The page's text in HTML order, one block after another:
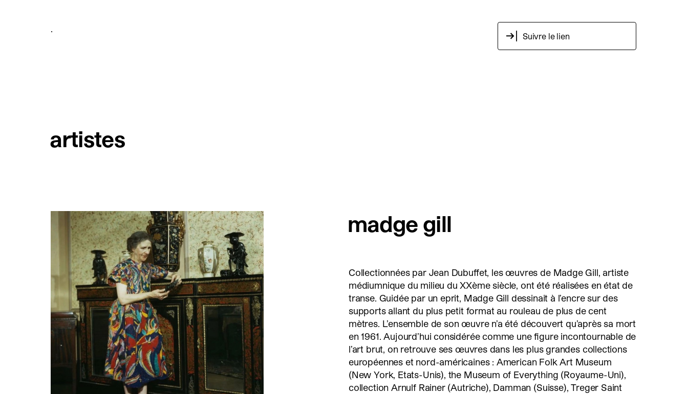
Suivre le lien
artistes
madge gill
Collectionnées par Jean Dubuffet, les œuvres de Madge Gill, artiste
médiumnique du milieu du XXème siècle, ont été réalisées en état de
transe. Guidée par un eprit, Madge Gill dessinait à l’encre sur des
supports allant du plus petit format au rouleau de plus de cent
mètres. L’ensemble de son œuvre n’a été découvert qu’après sa mort
en 1961. Aujourd’hui considérée comme une figure incontournable de
l’art brut, on retrouve ses œuvres dans les plus grandes collections
européennes et nord-américaines : American Folk Art Museum
(New York, Etats-Unis), the Museum of Everything (Royaume-Uni),
collection Arnulf Rainer (Autriche), Damman (Suisse), Treger Saint